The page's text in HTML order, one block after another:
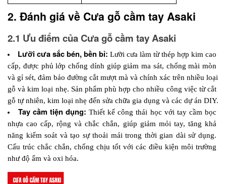
2. Đánh giá về Cưa gỗ cầm tay Asaki
2.1 Ưu điểm của Cưa gỗ cầm tay Asaki
Lưỡi cưa sắc bén, bền bỉ: Lưỡi cưa làm từ thép hợp kim cao
cấp, được phủ lớp chống dính giúp giảm ma sát, chống mài mòn
và gỉ sét, đảm bảo đường cắt mượt mà và chính xác trên nhiều loại
gỗ và kim loại nhẹ. Sản phẩm phù hợp cho nhiều công việc từ cắt
gỗ tự nhiên, kim loại nhẹ đến sửa chữa gia dụng và các dự án DIY.
Tay cầm tiện dụng: Thiết kế công thái học với tay cầm bọc
nhựa cao cấp, rộng và chắc chắn, giúp giảm mỏi tay, tăng khả
năng kiểm soát và tạo sự thoải mái trong thời gian dài sử dụng.
Cấu trúc chắc chắn, chống chịu tốt với các điều kiện môi trường
như độ ẩm và oxi hóa.